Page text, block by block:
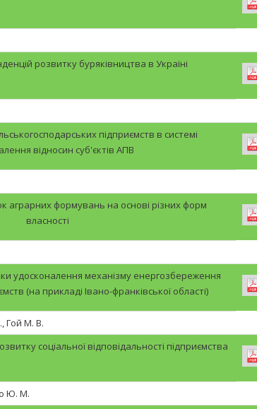
розвитку буряківництва в Україні
підприємств в системі
відносин суб'єктів АПВ
аграрних формувань на основі різних форм
власності
удосконалення механізму енергозбереження
(на прикладі Івано-франківської області)
Гой М. В.
соціальної відповідальності підприємства
Ю. М.